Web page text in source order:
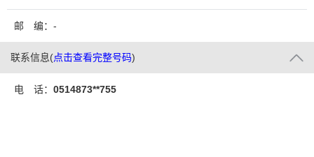
邮 编：-
联系信息(点击查看完整号码)
电 话： 0514873**755